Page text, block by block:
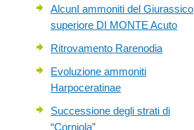
AlcunI ammoniti del Giurassico
superiore DI MONTE Acuto
Ritrovamento Rarenodia
Evoluzione ammoniti
Harpoceratinae
Successione degli strati di
“Corniola”